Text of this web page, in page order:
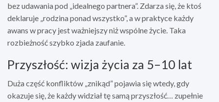
bez udawania pod „idealnego partnera”. Zdarza się, że ktoś
deklaruje „rodzina ponad wszystko”, a w praktyce każdy
awans w pracy jest ważniejszy niż wspólne życie. Taka
rozbieżność szybko zjada zaufanie.
Przyszłość: wizja życia za 5–10 lat
Duża część konfliktów „znikąd” pojawia się wtedy, gdy
okazuje się, że każdy widział tę samą przyszłość… zupełnie